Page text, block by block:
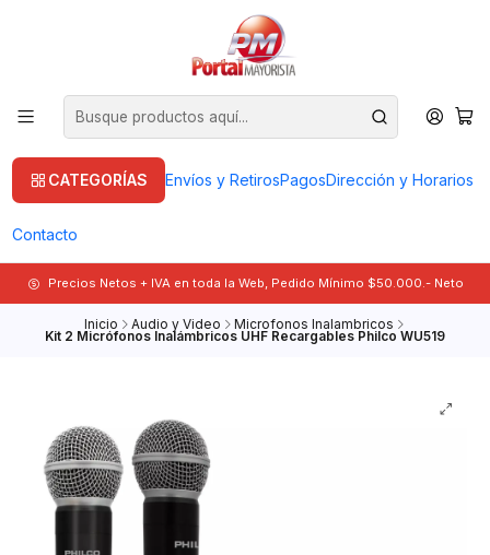
CATEGORÍAS Envíos y RetirosPagosDirección y Horarios
Contacto
Precios Netos + IVA en toda la Web, Pedido Mínimo $50.000.- Neto
Inicio Audio y Video Microfonos Inalambricos
Kit 2 Micrófonos Inalámbricos UHF Recargables Philco WU519